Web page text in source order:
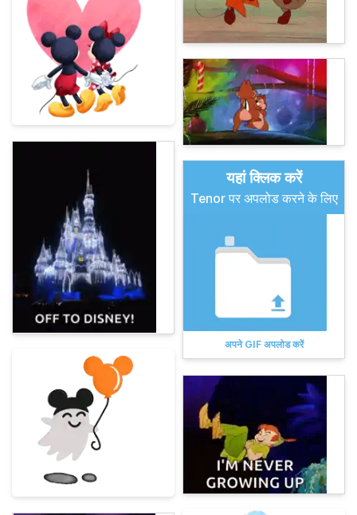
यहां क्लिक करें
Tenor पर अपलोड करने के लिए
अपने GIF अपलोड करें